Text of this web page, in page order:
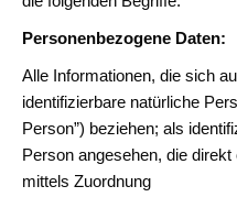
Personenbezogene Daten:
Alle Informationen, die sich
identifizierbare natürliche
Person”) beziehen; als
Person angesehen, die
mittels Zuordnung